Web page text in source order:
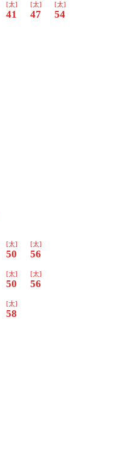
[太]
41
[太]
47
[太]
54
[太]
50
[太]
56
[太]
50
[太]
56
[太]
58